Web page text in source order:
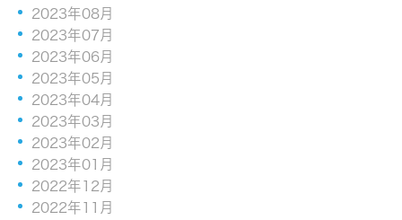
2023年08月
2023年07月
2023年06月
2023年05月
2023年04月
2023年03月
2023年02月
2023年01月
2022年12月
2022年11月